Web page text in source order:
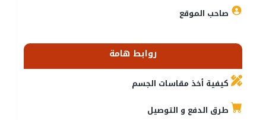
صاحب الموقع
روابط هامة
كيفية أخذ مقاسات الجسم
طرق الدفع و التوصيل